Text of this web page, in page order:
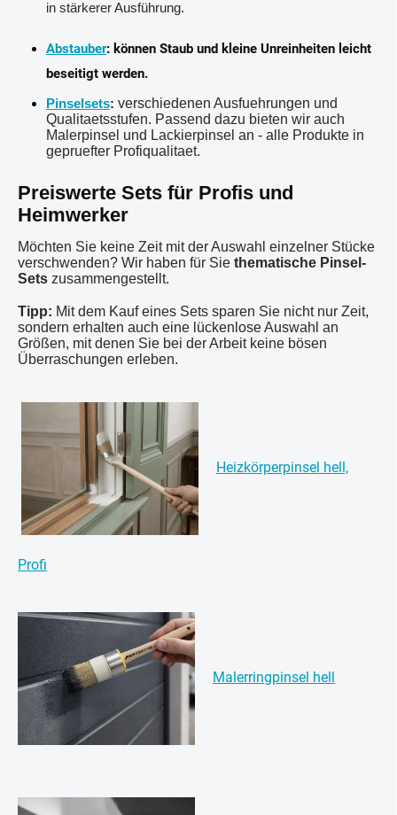
in stärkerer Ausführung.
Abstauber: können Staub und kleine Unreinheiten leicht
beseitigt werden.
Pinselsets: verschiedenen Ausfuehrungen und
Qualitaetsstufen. Passend dazu bieten wir auch
Malerpinsel und Lackierpinsel an - alle Produkte in
gepruefter Profiqualitaet.
Preiswerte Sets für Profis und
Heimwerker
Möchten Sie keine Zeit mit der Auswahl einzelner Stücke
verschwenden? Wir haben für Sie thematische Pinsel-
Sets zusammengestellt.
Tipp: Mit dem Kauf eines Sets sparen Sie nicht nur Zeit,
sondern erhalten auch eine lückenlose Auswahl an
Größen, mit denen Sie bei der Arbeit keine bösen
Überraschungen erleben.
Heizkörperpinsel hell,
Profi
Malerringpinsel hell